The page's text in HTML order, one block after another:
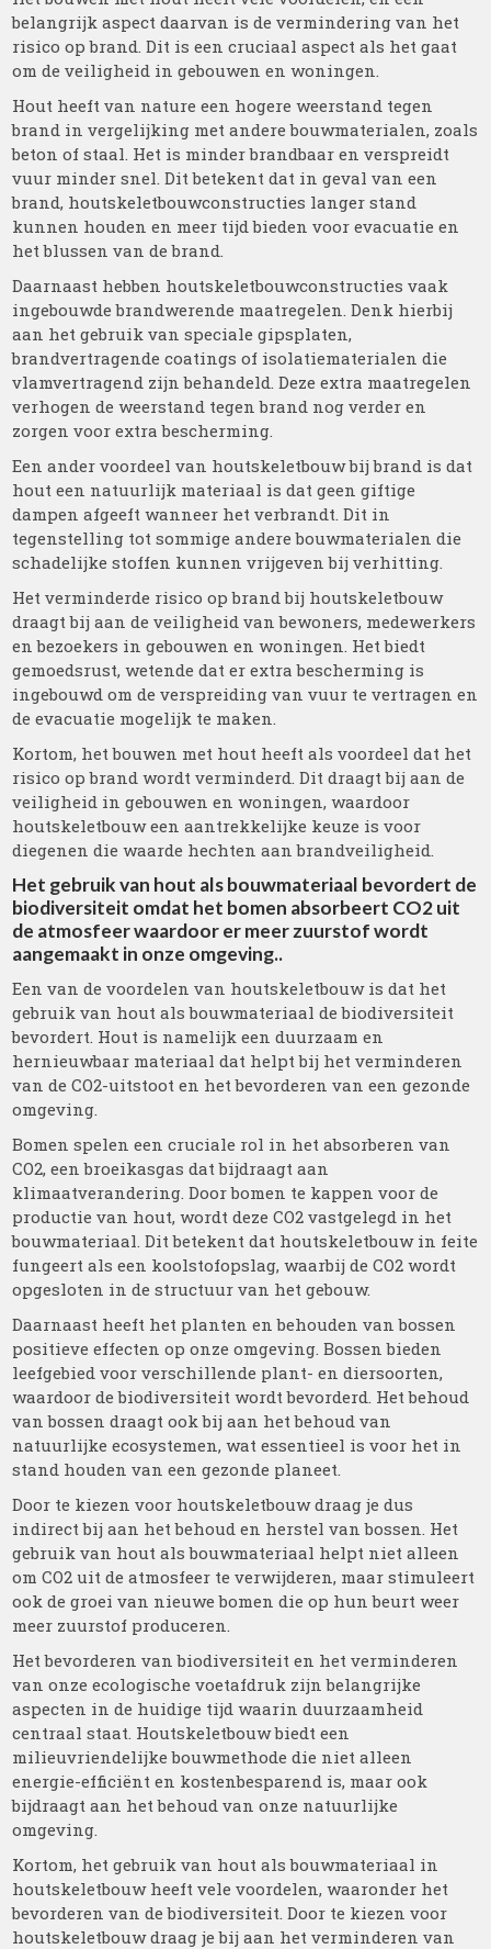
belangrijk aspect daarvan is de vermindering van het
risico op brand. Dit is een cruciaal aspect als het gaat
om de veiligheid in gebouwen en woningen.
Hout heeft van nature een hogere weerstand tegen
brand in vergelijking met andere bouwmaterialen, zoals
beton of staal. Het is minder brandbaar en verspreidt
vuur minder snel. Dit betekent dat in geval van een
brand, houtskeletbouwconstructies langer stand
kunnen houden en meer tijd bieden voor evacuatie en
het blussen van de brand.
Daarnaast hebben houtskeletbouwconstructies vaak
ingebouwde brandwerende maatregelen. Denk hierbij
aan het gebruik van speciale gipsplaten,
brandvertragende coatings of isolatiematerialen die
vlamvertragend zijn behandeld. Deze extra maatregelen
verhogen de weerstand tegen brand nog verder en
zorgen voor extra bescherming.
Een ander voordeel van houtskeletbouw bij brand is dat
hout een natuurlijk materiaal is dat geen giftige
dampen afgeeft wanneer het verbrandt. Dit in
tegenstelling tot sommige andere bouwmaterialen die
schadelijke stoffen kunnen vrijgeven bij verhitting.
Het verminderde risico op brand bij houtskeletbouw
draagt bij aan de veiligheid van bewoners, medewerkers
en bezoekers in gebouwen en woningen. Het biedt
gemoedsrust, wetende dat er extra bescherming is
ingebouwd om de verspreiding van vuur te vertragen en
de evacuatie mogelijk te maken.
Kortom, het bouwen met hout heeft als voordeel dat het
risico op brand wordt verminderd. Dit draagt bij aan de
veiligheid in gebouwen en woningen, waardoor
houtskeletbouw een aantrekkelijke keuze is voor
diegenen die waarde hechten aan brandveiligheid.
Het gebruik van hout als bouwmateriaal bevordert de
biodiversiteit omdat het bomen absorbeert CO2 uit
de atmosfeer waardoor er meer zuurstof wordt
aangemaakt in onze omgeving..
Een van de voordelen van houtskeletbouw is dat het
gebruik van hout als bouwmateriaal de biodiversiteit
bevordert. Hout is namelijk een duurzaam en
hernieuwbaar materiaal dat helpt bij het verminderen
van de CO2-uitstoot en het bevorderen van een gezonde
omgeving.
Bomen spelen een cruciale rol in het absorberen van
CO2, een broeikasgas dat bijdraagt aan
klimaatverandering. Door bomen te kappen voor de
productie van hout, wordt deze CO2 vastgelegd in het
bouwmateriaal. Dit betekent dat houtskeletbouw in feite
fungeert als een koolstofopslag, waarbij de CO2 wordt
opgesloten in de structuur van het gebouw.
Daarnaast heeft het planten en behouden van bossen
positieve effecten op onze omgeving. Bossen bieden
leefgebied voor verschillende plant- en diersoorten,
waardoor de biodiversiteit wordt bevorderd. Het behoud
van bossen draagt ook bij aan het behoud van
natuurlijke ecosystemen, wat essentieel is voor het in
stand houden van een gezonde planeet.
Door te kiezen voor houtskeletbouw draag je dus
indirect bij aan het behoud en herstel van bossen. Het
gebruik van hout als bouwmateriaal helpt niet alleen
om CO2 uit de atmosfeer te verwijderen, maar stimuleert
ook de groei van nieuwe bomen die op hun beurt weer
meer zuurstof produceren.
Het bevorderen van biodiversiteit en het verminderen
van onze ecologische voetafdruk zijn belangrijke
aspecten in de huidige tijd waarin duurzaamheid
centraal staat. Houtskeletbouw biedt een
milieuvriendelijke bouwmethode die niet alleen
energie-efficiënt en kostenbesparend is, maar ook
bijdraagt aan het behoud van onze natuurlijke
omgeving.
Kortom, het gebruik van hout als bouwmateriaal in
houtskeletbouw heeft vele voordelen, waaronder het
bevorderen van de biodiversiteit. Door te kiezen voor
houtskeletbouw draag je bij aan het verminderen van